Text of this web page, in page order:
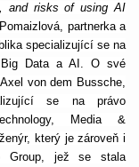
and risks of using AI
partnerka a
specializující se na
Big Data a AI. O své
von dem Bussche,
se
na právo
Media &
který je zároveň i
Group, jež se stala